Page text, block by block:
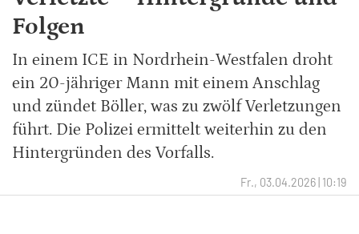
Folgen
In einem ICE in Nordrhein-Westfalen droht
ein 20-jähriger Mann mit einem Anschlag
und zündet Böller, was zu zwölf Verletzungen
führt. Die Polizei ermittelt weiterhin zu den
Hintergründen des Vorfalls.
Fr., 03.04.2026 | 10:19